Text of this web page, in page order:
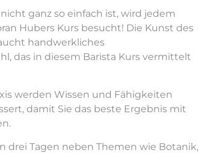
ganz so einfach ist, wird jedem
Hubers Kurs besucht! Die Kunst des
handwerkliches
das in diesem Barista Kurs vermittelt
werden Wissen und Fähigkeiten
damit Sie das beste Ergebnis mit
drei Tagen neben Themen wie Botanik,